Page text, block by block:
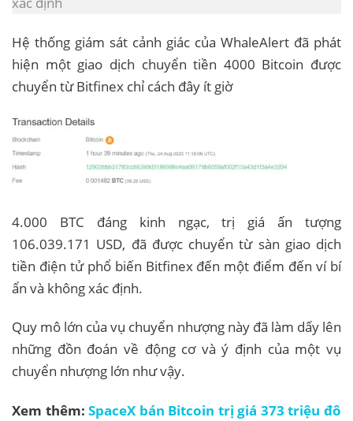
Hệ thống giám sát cảnh giác của WhaleAlert đã phát
hiện một giao dịch chuyển tiền 4000 Bitcoin được
chuyển từ Bitfinex chỉ cách đây ít giờ
4.000 BTC đáng kinh ngạc, trị giá ấn tượng
106.039.171 USD, đã được chuyển từ sàn giao dịch
tiền điện tử phổ biến Bitfinex đến một điểm đến ví bí
ẩn và không xác định.
Quy mô lớn của vụ chuyển nhượng này đã làm dấy lên
những đồn đoán về động cơ và ý định của một vụ
chuyển nhượng lớn như vậy.
Xem thêm:SpaceX bán Bitcoin trị giá 373 triệu đô